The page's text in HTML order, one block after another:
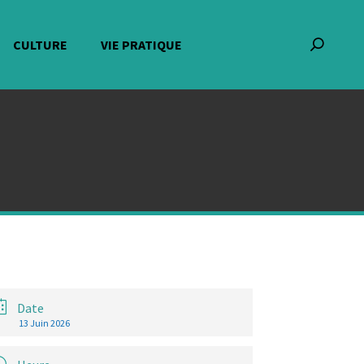
CULTURE VIE PRATIQUE
Date
13 Juin 2026